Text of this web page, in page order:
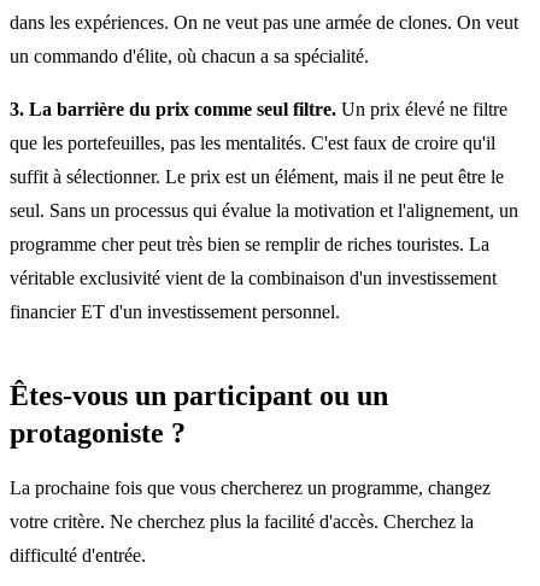
dans les expériences. On ne veut pas une armée de clones. On veut
un commando d'élite, où chacun a sa spécialité.
3. La barrière du prix comme seul filtre. Un prix élevé ne filtre
que les portefeuilles, pas les mentalités. C'est faux de croire qu'il
suffit à sélectionner. Le prix est un élément, mais il ne peut être le
seul. Sans un processus qui évalue la motivation et l'alignement, un
programme cher peut très bien se remplir de riches touristes. La
véritable exclusivité vient de la combinaison d'un investissement
financier ET d'un investissement personnel.
Êtes-vous un participant ou un
protagoniste ?
La prochaine fois que vous chercherez un programme, changez
votre critère. Ne cherchez plus la facilité d'accès. Cherchez la
difficulté d'entrée.